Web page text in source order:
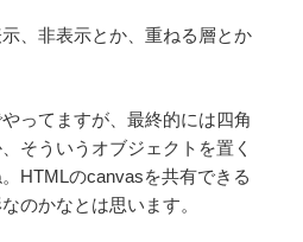
、非表示とか、重ねる層とか
ってますが、最終的には四角
そういうオブジェクトを置く
HTMLのcanvasを共有できる
のかなとは思います。